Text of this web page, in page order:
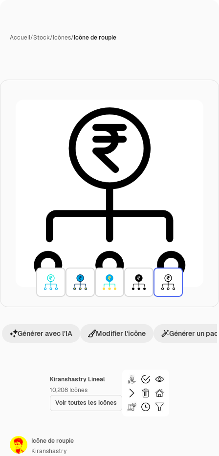
Accueil/Stock/Icônes/Icône de roupie
Kiranshastry Lineal
10,208 Icônes
Voir toutes les icônes
Générer avec l’IA Modifier l’icône Générer un
Icône de roupie
Kiranshastry